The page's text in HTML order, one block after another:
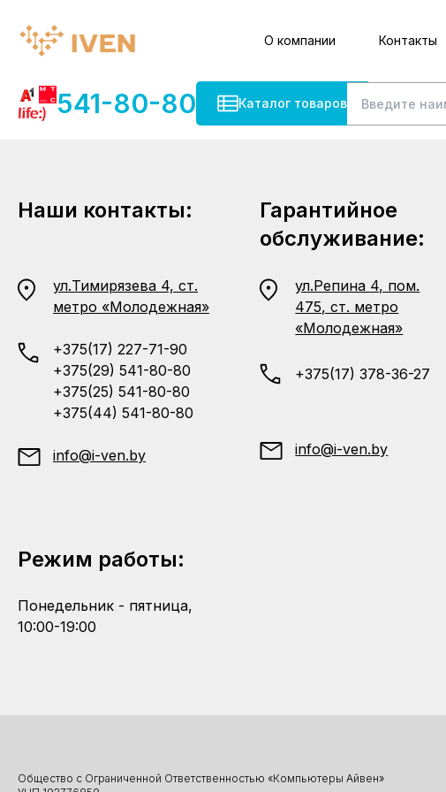
О компании Контакты
541-80-80 Каталог товаров
Наши контакты:
ул.Тимирязева 4, ст.
метро «Молодежная»
+375(17) 227-71-90
+375(29) 541-80-80
+375(25) 541-80-80
+375(44) 541-80-80
info@i-ven.by
Гарантийное
обслуживание:
ул.Репина 4, пом.
475, ст. метро
«Молодежная»
+375(17) 378-36-27
info@i-ven.by
Режим работы:
Понедельник - пятница,
10:00-19:00
Общество с Ограниченной Ответственностью «Компьютеры Айвен»